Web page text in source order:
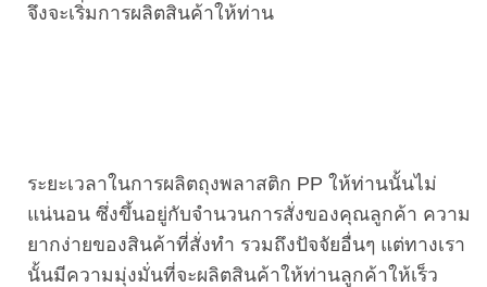
จึงจะเริ่มการผลิตสินค้าให้ท่าน
ระยะเวลาในการผลิตถุงพลาสติก PP ให้ท่านนั้นไม่
แน่นอน ซึ่งขึ้นอยู่กับจำนวนการสั่งของคุณลูกค้า ความ
ยากง่ายของสินค้าที่สั่งทำ รวมถึงปัจจัยอื่นๆ แต่ทางเรา
นั้นมีความมุ่งมั่นที่จะผลิตสินค้าให้ท่านลูกค้าให้เร็ว